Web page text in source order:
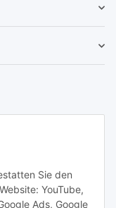
Sie den
YouTube,
Ads, Google